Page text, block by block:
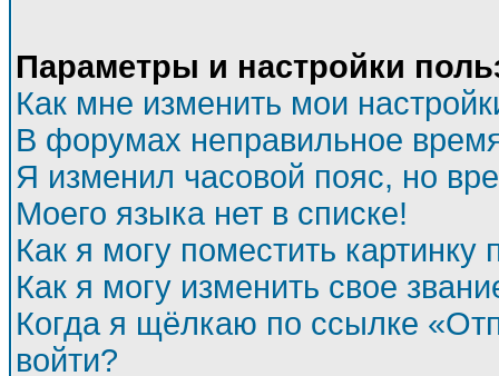
Параметры и настройки
Как мне изменить мои
В форумах неправильное
Я изменил часовой пояс, но
Моего языка нет в списке!
Как я могу поместить
Как я могу изменить свое
Когда я щёлкаю по ссылке
войти?